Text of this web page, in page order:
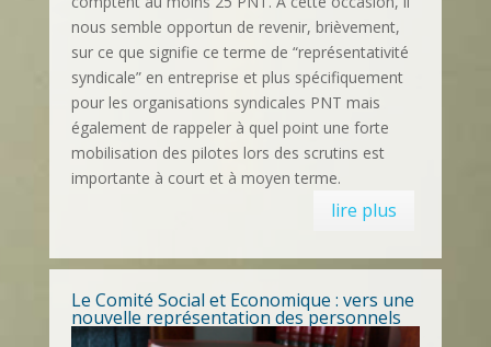
nous semble opportun de revenir, brièvement,
sur ce que signifie ce terme de “représentativité
syndicale” en entreprise et plus spécifiquement
pour les organisations syndicales PNT mais
également de rappeler à quel point une forte
mobilisation des pilotes lors des scrutins est
importante à court et à moyen terme.
lire plus
Le Comité Social et Economique : vers une
nouvelle représentation des personnels